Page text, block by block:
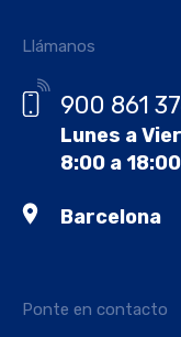
Ponte en contacto
Llámanos
900 861
Lunes a
8:00 a 18:00
Barcelona